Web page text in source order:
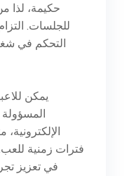
حكيمة، لذا
للجلسات.
التحكم في
يمكن
فترات زمنية
في تعزيز